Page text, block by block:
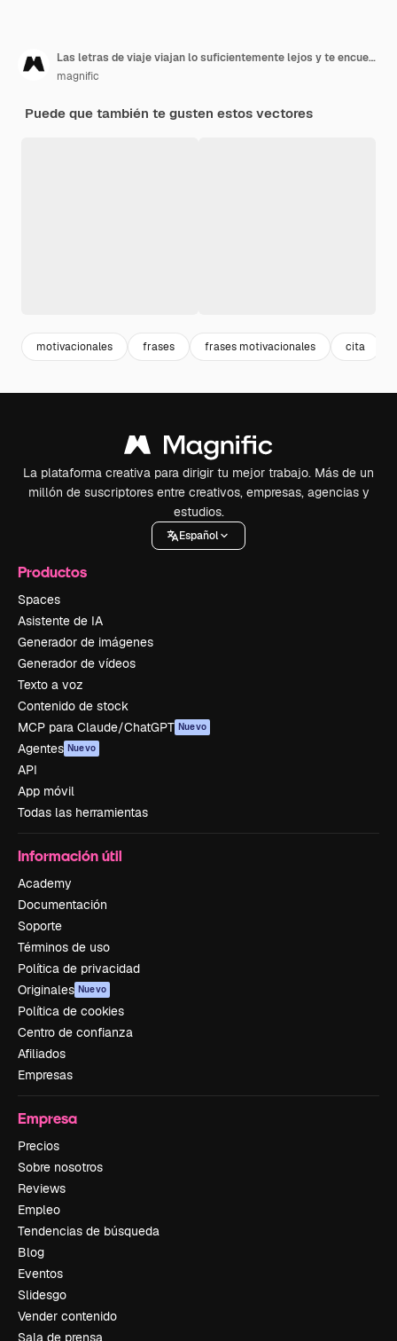
Las letras de viaje viajan lo suficientemente lejos y te encuentras
magnific
Puede que también te gusten estos vectores
motivacionales frases frases motivacionales cita
La plataforma creativa para dirigir tu mejor trabajo. Más de un
millón de suscriptores entre creativos, empresas, agencias y
estudios.
Español
Productos
Spaces
Asistente de IA
Generador de imágenes
Generador de vídeos
Texto a voz
Contenido de stock
MCP para Claude/ChatGPT Nuevo
Agentes Nuevo
API
App móvil
Todas las herramientas
Información útil
Academy
Documentación
Soporte
Términos de uso
Política de privacidad
Originales Nuevo
Política de cookies
Centro de confianza
Afiliados
Empresas
Empresa
Precios
Sobre nosotros
Reviews
Empleo
Tendencias de búsqueda
Blog
Eventos
Slidesgo
Vender contenido
Sala de prensa